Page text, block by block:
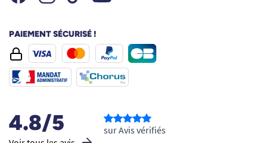
PAIEMENT SÉCURISÉ !
4.8/5 sur Avis vérifiés